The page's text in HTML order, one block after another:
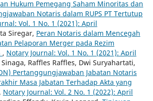
Hukum Pemegang Saham Minoritas dan
Notaris dalam RUPS PT Tertutup
Vol. 1 No. 1 (2021): April
Siregar, Peran Notaris dalam Mencegah
Pelaporan Merger pada Rezim
, Notary Journal: Vol. 1 No. 1 (2021): April
Raffles Raffles, Dwi Suryahartati,
Pertanggungjawaban Jabatan Notaris
Masa Jabatan Terhadap Akta yang
, Notary Journal: Vol. 2 No. 1 (2022): April